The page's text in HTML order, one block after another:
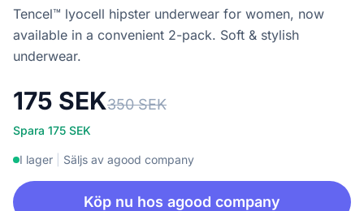
Tencel™ lyocell hipster underwear for women, now
available in a convenient 2-pack. Soft & stylish
underwear.
175 SEK350 SEK
Spara 175 SEK
I lager Säljs av agood company
Köp nu hos agood company